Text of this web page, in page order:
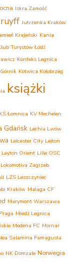
Iskra Zamość
Jutrzenka Kraków
Krajeński Kania
Turystów Łódź
Konfeks Legnica
Kotwica Kołobrzeg
książki
KS Łomnica KV Mechelen
Gdańsk Lechia Lwów
Leicester City Leiton
Leyton Orient Lille OSC
Lokomotiva Zagrzeb
LZS Leszczyniec
Kraków Malaga CF
Marymont Warszawa
Miedź Legnica
Modena FC Mornar
Salamina Famagusta
NK Domzale Norwegia